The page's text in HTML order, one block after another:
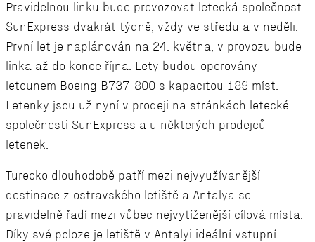
Pravidelnou linku bude provozovat letecká společnost
SunExpress dvakrát týdně, vždy ve středu a v neděli.
První let je naplánován na 24. května, v provozu bude
linka až do konce října. Lety budou operovány
letounem Boeing B737-800 s kapacitou 189 míst.
Letenky jsou už nyní v prodeji na stránkách letecké
společnosti SunExpress a u některých prodejců
letenek.
Turecko dlouhodobě patří mezi nejvyužívanější
destinace z ostravského letiště a Antalya se
pravidelně řadí mezi vůbec nejvytíženější cílová místa.
Díky své poloze je letiště v Antalyi ideální vstupní